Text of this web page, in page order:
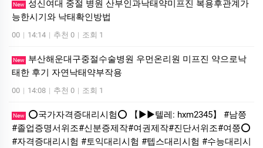
New
성신여대 중절 병원 산부인과낙태약미프진 복용후관계가
능한시기와 낙태확인방법
00 | 14:14 | 추천 0 | 조회 1
New
부산해운대구중절수술병원 우먼온리원 미프진 약으로낙
태한 후기 자연낙태약부작용
00 | 14:08 | 추천 0 | 조회 1
New
⭕️국가자격증대리시험⭕️ 【▶▶텔레: hxm2345】 #남쯩
#졸업증명서위조#신분증제작#여권제작#진단서위조#여쯩⭕️
#자격증대리시험 #토익대리시험 #텝스대리시험 #수능대리시